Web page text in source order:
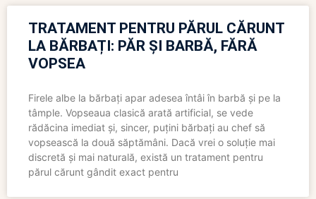
TRATAMENT PENTRU PĂRUL CĂRUNT
LA BĂRBAȚI: PĂR ȘI BARBĂ, FĂRĂ
VOPSEA
Firele albe la bărbați apar adesea întâi în barbă și pe la
tâmple. Vopseaua clasică arată artificial, se vede
rădăcina imediat și, sincer, puțini bărbați au chef să
vopsească la două săptămâni. Dacă vrei o soluție mai
discretă și mai naturală, există un tratament pentru
părul cărunt gândit exact pentru